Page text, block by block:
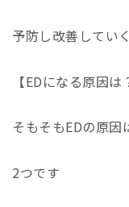
予防し改善してい
【EDになる原因は
そもそもEDの原因
2つです